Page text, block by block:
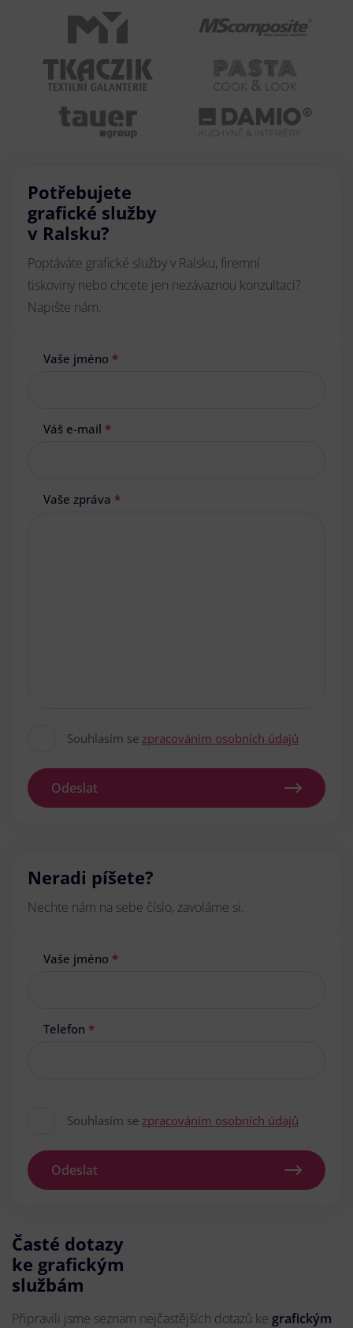
Potřebujete
grafické služby
v Ralsku?
Poptáváte grafické služby v Ralsku, firemní
tiskoviny nebo chcete jen nezávaznou konzultaci?
Napište nám.
Vaše jméno *
Váš e-mail *
Vaše zpráva *
Souhlasím se zpracováním osobních údajů
Odeslat
Neradi píšete?
Nechte nám na sebe číslo, zavoláme si.
Vaše jméno *
Telefon *
Souhlasím se zpracováním osobních údajů
Odeslat
Časté dotazy
ke grafickým
službám
Připravili jsme seznam nejčastějších dotazů ke grafickým